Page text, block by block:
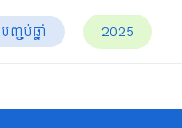
ចប់ឆ្នាំ 2025